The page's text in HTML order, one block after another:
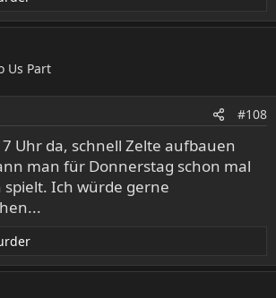
Vorfreude und gute Laune ein
Us Part
#108
Uhr da, schnell Zelte aufbauen
man für Donnerstag schon mal
spielt. Ich würde gerne